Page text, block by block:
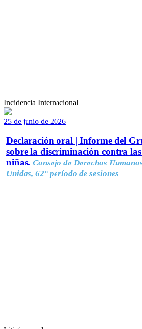
Incidencia Internacional
25 de junio de 2026
Declaración oral | Informe del
sobre la discriminación contra
niñas. Consejo de Derechos
Unidas, 62° período de sesiones